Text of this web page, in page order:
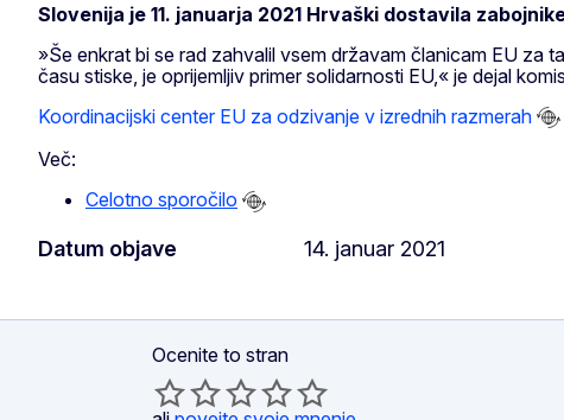
Slovenija je 11. januarja 2021 Hrvaški dostavila
»Še enkrat bi se rad zahvalil vsem državam članicam EU za
času stiske, je oprijemljiv primer solidarnosti EU,« je dejal
Koordinacijski center EU za odzivanje v izrednih razmerah
Več:
Celotno sporočilo
Datum objave 14. januar 2021
Ocenite to stran